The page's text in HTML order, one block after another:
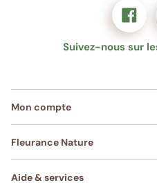
Suivez-nous sur
Mon compte
Fleurance Nature
Aide & services